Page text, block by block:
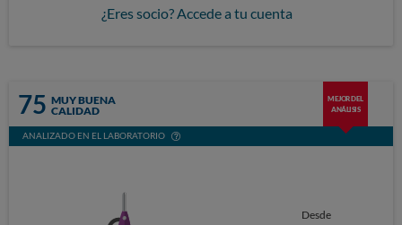
¿Eres socio? Accede a tu cuenta
75 MUY BUENA
CALIDAD
MEJOR DEL
ANÁLISIS
ANALIZADO EN EL LABORATORIO
Desde